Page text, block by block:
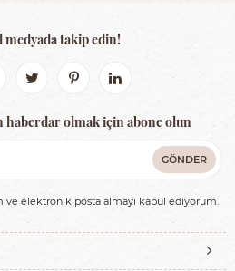
medyada takip edin!
haberdar olmak için abone olun
GÖNDER
ve elektronik posta almayı kabul ediyorum.